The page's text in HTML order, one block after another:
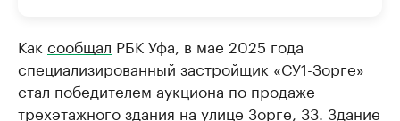
Как сообщал РБК Уфа, в мае 2025 года
специализированный застройщик «СУ1-Зорге»
стал победителем аукциона по продаже
трехэтажного здания на улице Зорге, 33. Здание